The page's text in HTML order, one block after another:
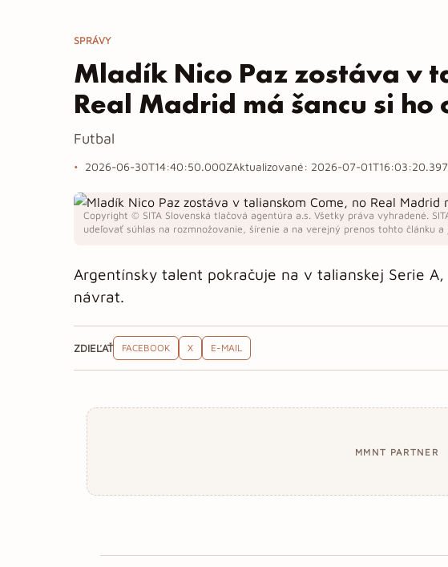
SPRÁVY
Mladík Nico Paz zostáva v
Real Madrid má šancu si
Futbal
2026-06-30T14:40:50.000ZAktualizované: 2026-07-
Copyright © SITA Slovenská tlačová agentúra a.s. Všetky práva vyhradené.
udeľovať súhlas na rozmnožovanie, šírenie a na verejný prenos tohto článku a
Argentínsky talent pokračuje na v talianskej Serie
návrat.
ZDIEĽAŤ FACEBOOK X E-MAIL
MMNT PARTNER